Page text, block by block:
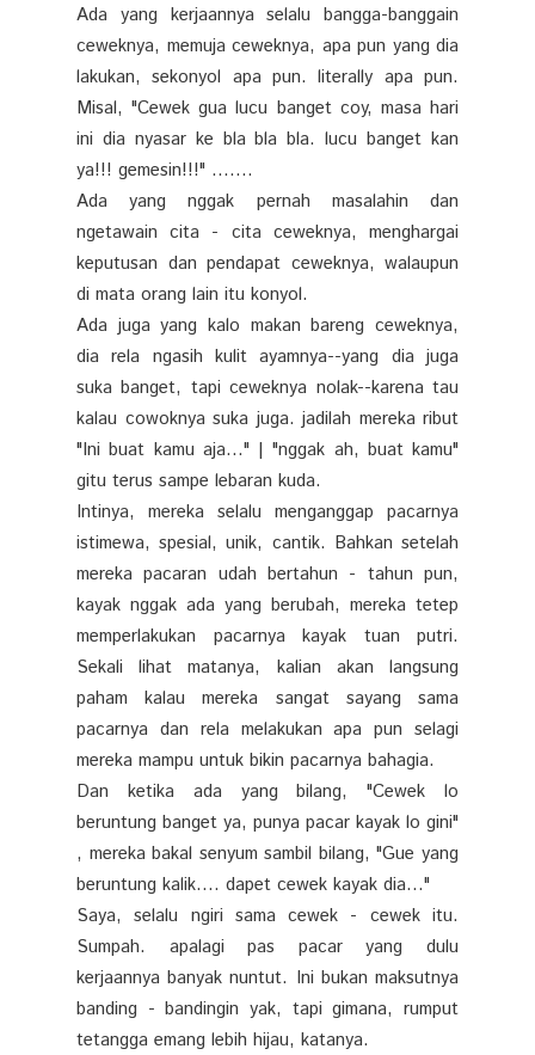
Ada yang kerjaannya selalu bangga-banggain
ceweknya, memuja ceweknya, apa pun yang dia
lakukan, sekonyol apa pun. literally apa pun.
Misal, "Cewek gua lucu banget coy, masa hari
ini dia nyasar ke bla bla bla. lucu banget kan
ya!!! gemesin!!!" .......
Ada yang nggak pernah masalahin dan
ngetawain cita - cita ceweknya, menghargai
keputusan dan pendapat ceweknya, walaupun
di mata orang lain itu konyol.
Ada juga yang kalo makan bareng ceweknya,
dia rela ngasih kulit ayamnya--yang dia juga
suka banget, tapi ceweknya nolak--karena tau
kalau cowoknya suka juga. jadilah mereka ribut
"Ini buat kamu aja..." | "nggak ah, buat kamu"
gitu terus sampe lebaran kuda.
Intinya, mereka selalu menganggap pacarnya
istimewa, spesial, unik, cantik. Bahkan setelah
mereka pacaran udah bertahun - tahun pun,
kayak nggak ada yang berubah, mereka tetep
memperlakukan pacarnya kayak tuan putri.
Sekali lihat matanya, kalian akan langsung
paham kalau mereka sangat sayang sama
pacarnya dan rela melakukan apa pun selagi
mereka mampu untuk bikin pacarnya bahagia.
Dan ketika ada yang bilang, "Cewek lo
beruntung banget ya, punya pacar kayak lo gini"
, mereka bakal senyum sambil bilang, "Gue yang
beruntung kalik.... dapet cewek kayak dia..."
Saya, selalu ngiri sama cewek - cewek itu.
Sumpah. apalagi pas pacar yang dulu
kerjaannya banyak nuntut. Ini bukan maksutnya
banding - bandingin yak, tapi gimana, rumput
tetangga emang lebih hijau, katanya.